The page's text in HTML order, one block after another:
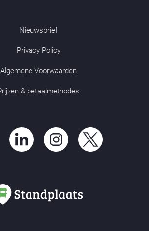
Nieuwsbrief
Privacy Policy
Algemene Voorwaarden
& betaalmethodes